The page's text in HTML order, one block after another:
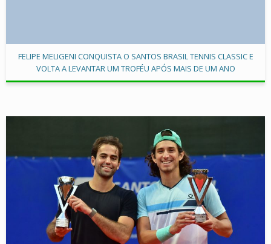
FELIPE MELIGENI CONQUISTA O SANTOS BRASIL TENNIS CLASSIC E
VOLTA A LEVANTAR UM TROFÉU APÓS MAIS DE UM ANO